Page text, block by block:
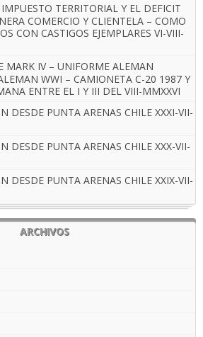
TERRITORIAL Y EL DEFICIT
COMERCIO Y CLIENTELA – COMO
CON CASTIGOS EJEMPLARES VI-VIII-
MARK IV – UNIFORME ALEMAN
WWI – CAMIONETA C-20 1987 Y
ENTRE EL I Y III DEL VIII-MMXXVI
DESDE PUNTA ARENAS CHILE XXXI-VII-
DESDE PUNTA ARENAS CHILE XXX-VII-
DESDE PUNTA ARENAS CHILE XXIX-VII-
ARCHIVOS